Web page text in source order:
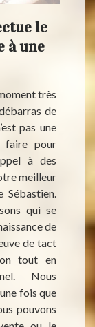
le
à une
très
de
pas une
faire pour
à des
meilleur
qui se
de
de tact
tout en
Nous
fois que
pouvons
nos
fait
vos
leur